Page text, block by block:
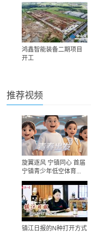
鸿鑫智能装备二期项目
开工
推荐视频
旋翼逐风 宁镇同心 首届
宁镇青少年低空体育...
镇江日报的N种打开方式